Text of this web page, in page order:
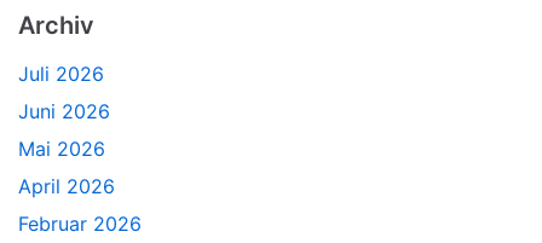
Archiv
Juli 2026
Juni 2026
Mai 2026
April 2026
Februar 2026